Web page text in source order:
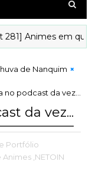
Animes em que
de Nanquim
no podcast da vez...
da vez...
Portfólio
Animes ,NETOIN